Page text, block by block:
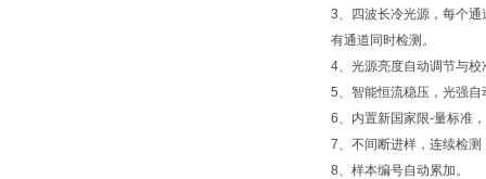
3、四波长冷光源，每个
有通道同时检测。
4、光源亮度自动调节与校
5、智能恒流稳压，光强
6、内置新国家限-量标准
7、不间断进样，连续检测
8、样本编号自动累加。